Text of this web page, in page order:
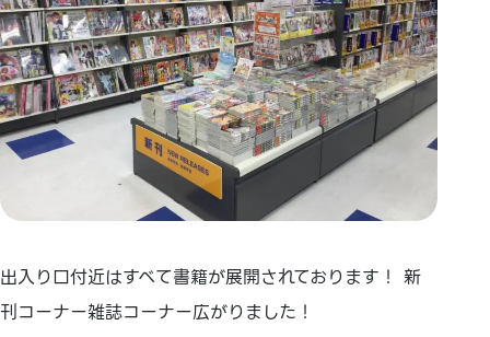
出入り口付近はすべて書籍が展開されております！ 新
刊コーナー雑誌コーナー広がりました！